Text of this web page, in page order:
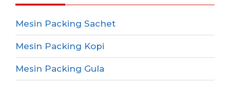
Mesin Packing Sachet
Mesin Packing Kopi
Mesin Packing Gula